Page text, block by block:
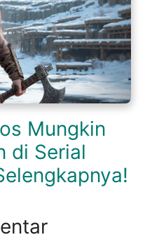
Mungkin
di Serial